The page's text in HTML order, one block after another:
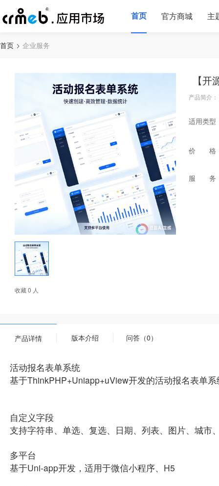
首页 官方商城 主
首页 企业服务
收藏 0 人
【
产品简介
适用类型
价 格
服 务
产品详情 版本介绍 问答（0）
活动报名表单系统
基于ThinkPHP+Uniapp+uView开发的活动报名表单
自定义字段
支持字符串、单选、复选、日期、列表、图片、城市
多平台
基于Uni-app开发，适用于微信小程序、H5